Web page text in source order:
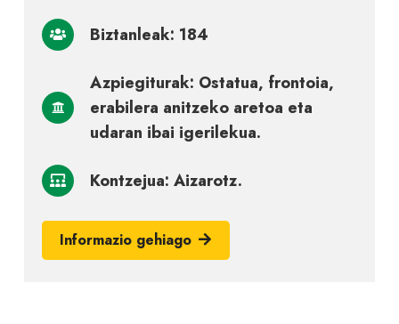
Biztanleak: 184
Azpiegiturak: Ostatua, frontoia,
erabilera anitzeko aretoa eta
udaran ibai igerilekua.
Kontzejua: Aizarotz.
Informazio gehiago